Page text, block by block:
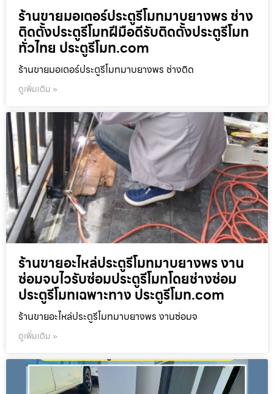
ร้านขายมอเตอร์ประตูรีโมทมาบยางพร ช่าง
ติดตั้งประตูรีโมทฝีมือดีรับติดตั้งประตูรีโมท
ทั่วไทย ประตูรีโมท.com
ร้านขายมอเตอร์ประตูรีโมทมาบยางพร ช่างติด
ดูเพิ่มเติม »
ร้านขายอะไหล่ประตูรีโมทมาบยางพร งาน
ซ่อมจบไวรับซ่อมประตูรีโมทโดยช่างซ่อม
ประตูรีโมทเฉพาะทาง ประตูรีโมท.com
ร้านขายอะไหล่ประตูรีโมทมาบยางพร งานซ่อมจ
ดูเพิ่มเติม »